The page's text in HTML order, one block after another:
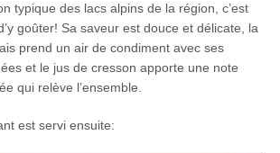
typique des lacs alpins de la région, c’est
goûter! Sa saveur est douce et délicate, la
prend un air de condiment avec ses
et le jus de cresson apporte une note
qui relève l’ensemble.
est servi ensuite: